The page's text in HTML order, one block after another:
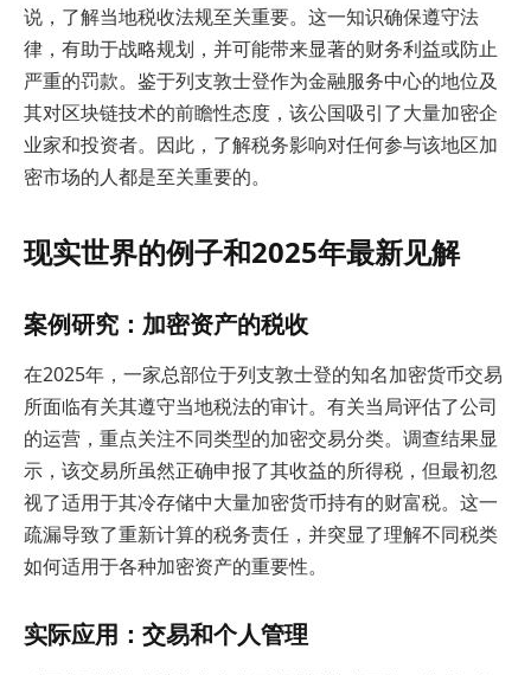
说，了解当地税收法规至关重要。这一知识确保遵守法
律，有助于战略规划，并可能带来显著的财务利益或防止
严重的罚款。鉴于列支敦士登作为金融服务中心的地位及
其对区块链技术的前瞻性态度，该公国吸引了大量加密企
业家和投资者。因此，了解税务影响对任何参与该地区加
密市场的人都是至关重要的。
现实世界的例子和2025年最新见解
案例研究：加密资产的税收
在2025年，一家总部位于列支敦士登的知名加密货币交易
所面临有关其遵守当地税法的审计。有关当局评估了公司
的运营，重点关注不同类型的加密交易分类。调查结果显
示，该交易所虽然正确申报了其收益的所得税，但最初忽
视了适用于其冷存储中大量加密货币持有的财富税。这一
疏漏导致了重新计算的税务责任，并突显了理解不同税类
如何适用于各种加密资产的重要性。
实际应用：交易和个人管理